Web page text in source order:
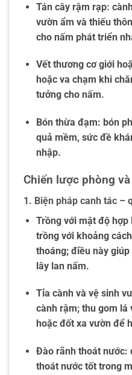
Tán cây rậm rạp:
vườn ẩm và thiếu
cho nấm phát triển
Vết thương cơ giới
hoặc va chạm khi
tưởng cho nấm.
Bón thừa đạm: bón
quả mềm, sức đề
nhập.
Chiến lược phòng
1. Biện pháp canh tác –
Trồng với mật độ
trồng với khoảng
thoáng; điều này
lây lan nấm.
Tỉa cành và vệ sinh
cành rậm; thu gom lá
hoặc đốt xa vườn để
Đào rãnh thoát nước:
thoát nước tốt trong